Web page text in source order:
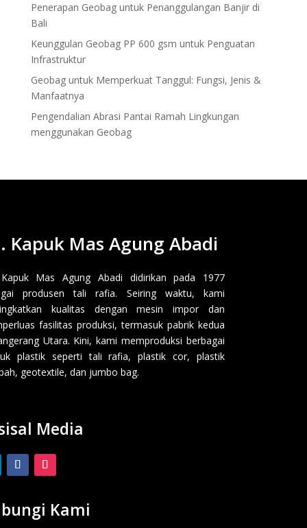
Penerapan Geobag untuk Penanggulangan Banjir di
Bali
Keunggulan Geobag PP 600 gsm untuk Penguatan
Infrastruktur
Geobag untuk Memperkuat Tanggul: Fungsi, Jenis &
Manfaatnya
Pengendalian Abrasi Pantai Ramah Lingkungan
menggunakan Geobag
Kapuk Mas Agung Abadi
Mas Agung Abadi didirikan pada 1977
produsen tali rafia. Seiring waktu, kami
kualitas dengan mesin impor dan
fasilitas produksi, termasuk pabrik kedua
Utara. Kini, kami memproduksi berbagai
plastik seperti tali rafia, plastik cor, plastik
geotextile, dan jumbo bag.
Media
Kami